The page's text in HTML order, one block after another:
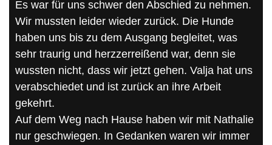
Es war für uns schwer den Abschied zu nehmen.
Wir mussten leider wieder zurück. Die Hunde
haben uns bis zu dem Ausgang begleitet, was
sehr traurig und herzzerreißend war, denn sie
wussten nicht, dass wir jetzt gehen. Valja hat uns
verabschiedet und ist zurück an ihre Arbeit
gekehrt.
Auf dem Weg nach Hause haben wir mit Nathalie
nur geschwiegen. In Gedanken waren wir immer